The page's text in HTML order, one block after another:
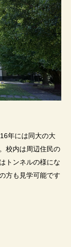
年には同大の大
校内は周辺住民の
トンネルの様にな
方も見学可能です